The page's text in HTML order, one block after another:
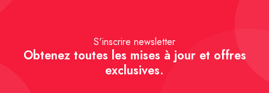
S'inscrire newsletter
Obtenez toutes les mises à jour et offres
exclusives.